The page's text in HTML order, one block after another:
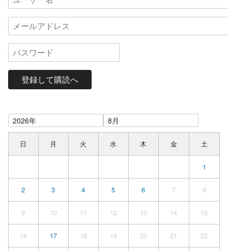
登録して購読へ
日 月 火 水 木 金 土
1
2 3 4 5 6 7 8
9 10 11 12 13 14 15
16 17 18 19 20 21 22